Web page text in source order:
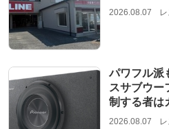
2026.08.07
パワフル派
スサブウー
制する者は
2026.08.07